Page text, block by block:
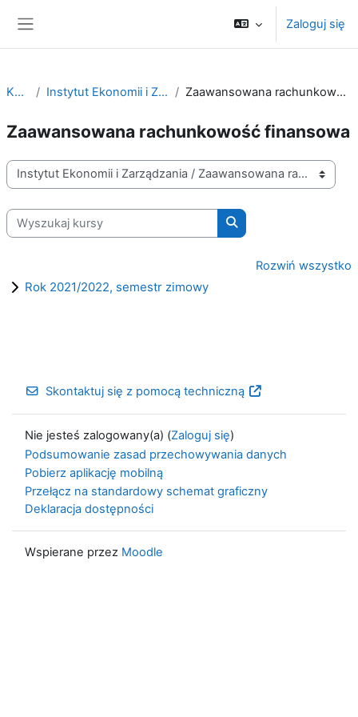
Zaloguj się
Kursy Instytut Ekonomii i Zarządzania Zaawansowana rachunkowość finansowa
Zaawansowana rachunkowość finansowa
Kategorie kursów
Wyszukaj kursy
Wyszukaj kursy
Rozwiń wszystko
Rok 2021/2022, semestr zimowy
Skontaktuj się z pomocą techniczną
Nie jesteś zalogowany(a) (Zaloguj się)
Podsumowanie zasad przechowywania danych
Pobierz aplikację mobilną
Przełącz na standardowy schemat graficzny
Deklaracja dostępności
Wspierane przez Moodle